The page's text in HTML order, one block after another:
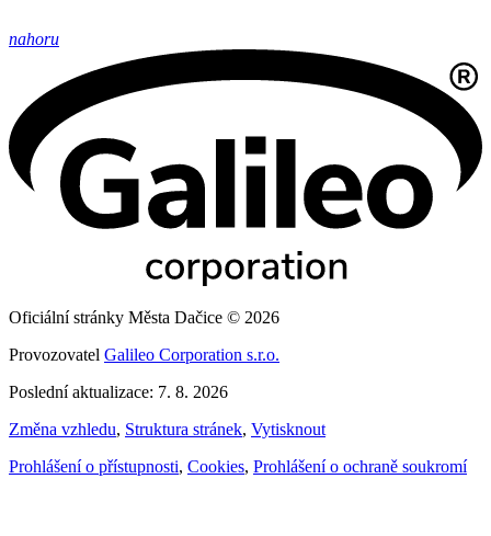
nahoru
Oficiální stránky Města Dačice © 2026
Provozovatel Galileo Corporation s.r.o.
Poslední aktualizace: 7. 8. 2026
Změna vzhledu, Struktura stránek, Vytisknout
Prohlášení o přístupnosti, Cookies, Prohlášení o ochraně soukromí